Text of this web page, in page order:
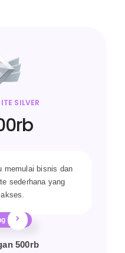
SILVER
memulai bisnis dan
sederhana yang
500rb